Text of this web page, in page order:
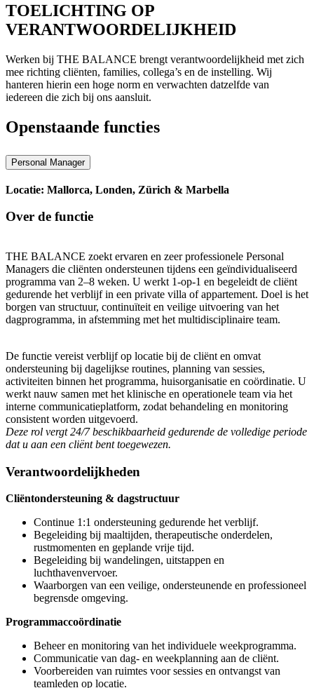
TOELICHTING OP
VERANTWOORDELIJKHEID
Werken bij THE BALANCE brengt verantwoordelijkheid met zich
mee richting cliënten, families, collega’s en de instelling. Wij
hanteren hierin een hoge norm en verwachten datzelfde van
iedereen die zich bij ons aansluit.
Openstaande functies
Personal Manager
Locatie: Mallorca, Londen, Zürich & Marbella
Over de functie
THE BALANCE zoekt ervaren en zeer professionele Personal
Managers die cliënten ondersteunen tijdens een geïndividualiseerd
programma van 2–8 weken. U werkt 1-op-1 en begeleidt de cliënt
gedurende het verblijf in een private villa of appartement. Doel is het
borgen van structuur, continuïteit en veilige uitvoering van het
dagprogramma, in afstemming met het multidisciplinaire team.
De functie vereist verblijf op locatie bij de cliënt en omvat
ondersteuning bij dagelijkse routines, planning van sessies,
activiteiten binnen het programma, huisorganisatie en coördinatie. U
werkt nauw samen met het klinische en operationele team via het
interne communicatieplatform, zodat behandeling en monitoring
consistent worden uitgevoerd.
Deze rol vergt 24/7 beschikbaarheid gedurende de volledige periode
dat u aan een cliënt bent toegewezen.
Verantwoordelijkheden
Cliëntondersteuning & dagstructuur
Continue 1:1 ondersteuning gedurende het verblijf.
Begeleiding bij maaltijden, therapeutische onderdelen,
rustmomenten en geplande vrije tijd.
Begeleiding bij wandelingen, uitstappen en
luchthavenvervoer.
Waarborgen van een veilige, ondersteunende en professioneel
begrensde omgeving.
Programmaccoördinatie
Beheer en monitoring van het individuele weekprogramma.
Communicatie van dag- en weekplanning aan de cliënt.
Voorbereiden van ruimtes voor sessies en ontvangst van
teamleden op locatie.